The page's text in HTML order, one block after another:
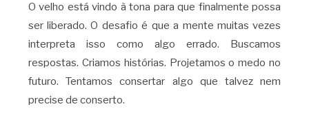
O velho está vindo à tona para que finalmente possa
ser liberado. O desafio é que a mente muitas vezes
interpreta isso como algo errado. Buscamos
respostas. Criamos histórias. Projetamos o medo no
futuro. Tentamos consertar algo que talvez nem
precise de conserto.